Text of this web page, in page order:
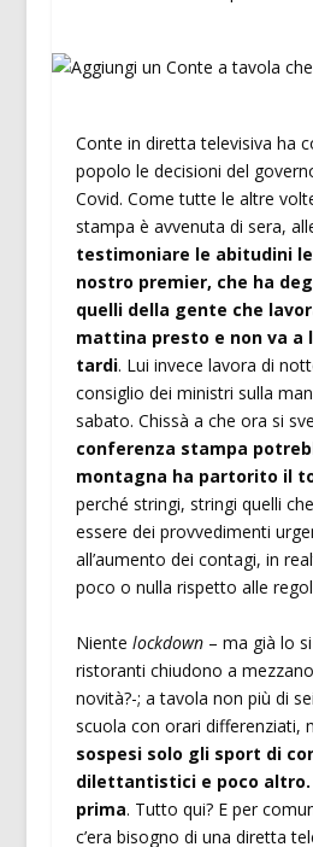
Conte in diretta televisiva ha
popolo le decisioni del
Covid. Come tutte le altre
stampa è avvenuta di sera,
testimoniare le abitudini
nostro premier, che ha
quelli della gente che
mattina presto e non va a
tardi. Lui invece lavora di
consiglio dei ministri sulla
sabato. Chissà a che ora si
conferenza stampa
montagna ha partorito il
perché stringi, stringi quelli
essere dei provvedimenti
all’aumento dei contagi, in
poco o nulla rispetto alle
Niente lockdown – ma già lo
ristoranti chiudono a
novità?-; a tavola non più di
scuola con orari differenziati,
sospesi solo gli sport di
dilettantistici e poco altro.
prima. Tutto qui? E per
c’era bisogno di una diretta